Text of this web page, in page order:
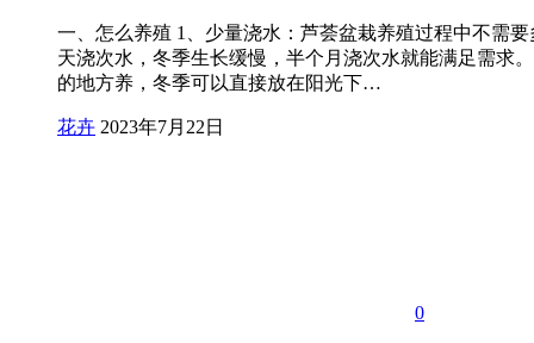
一、怎么养殖 1、少量浇水：芦荟盆栽养殖过程中不需
天浇次水，冬季生长缓慢，半个月浇次水就能满足需求
的地方养，冬季可以直接放在阳光下…
花卉 2023年7月22日
0